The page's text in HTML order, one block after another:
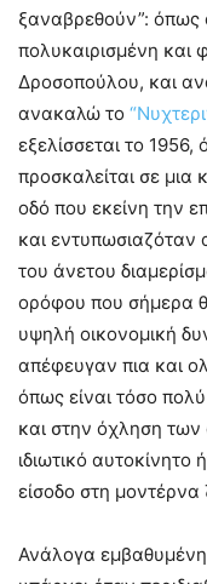
ξαναβρεθούν”: όπως
πολυκαιρισμένη και
Δροσοπούλου, και
ανακαλώ το
εξελίσσεται το
προσκαλείται σε μια
οδό που εκείνη την
και εντυπωσιαζόταν
του άνετου
ορόφου που σήμερα
υψηλή οικονομική
απέφευγαν πια και
όπως είναι τόσο
και στην όχληση
ιδιωτικό
είσοδο στη μοντέρνα
Ανάλογα